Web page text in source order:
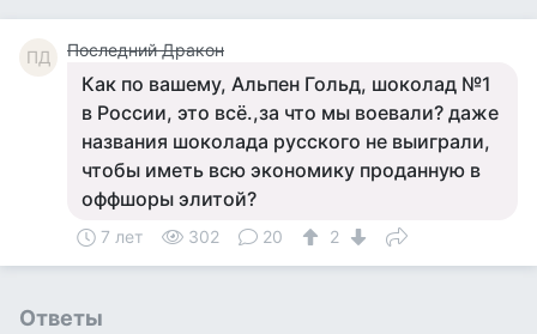
ПД Последний Дракон
Как по вашему, Альпен Гольд, шоколад №1
в России, это всё.,за что мы воевали? даже
названия шоколада русского не выиграли,
чтобы иметь всю экономику проданную в
оффшоры элитой?
7 лет 302 20 2
Ответы